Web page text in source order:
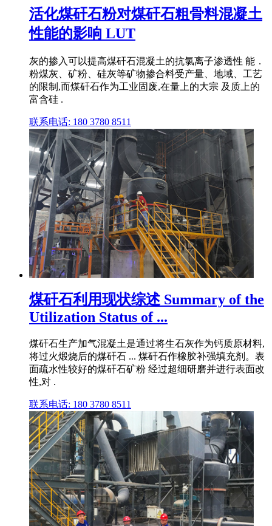
活化煤矸石粉对煤矸石粗骨料混凝土
性能的影响 LUT
灰的掺入可以提高煤矸石混凝土的抗氯离子渗透性 能．
粉煤灰、矿粉、硅灰等矿物掺合料受产量、地域、工艺
的限制,而煤矸石作为工业固废,在量上的大宗 及质上的
富含硅 .
联系电话: 180 3780 8511
煤矸石利用现状综述 Summary of the
Utilization Status of ...
煤矸石生产加气混凝土是通过将生石灰作为钙质原材料,
将过火煅烧后的煤矸石 ... 煤矸石作橡胶补强填充剂。表
面疏水性较好的煤矸石矿粉 经过超细研磨并进行表面改
性,对 .
联系电话: 180 3780 8511